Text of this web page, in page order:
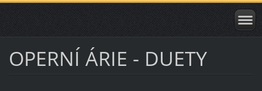
OPERNÍ ÁRIE - DUETY